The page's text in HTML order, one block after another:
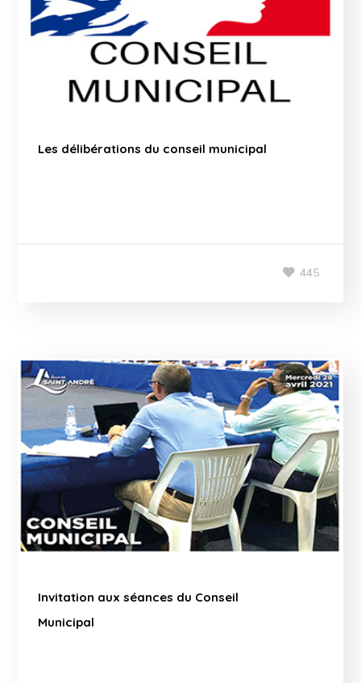
Les délibérations du conseil municipal
445
Invitation aux séances du Conseil
Municipal